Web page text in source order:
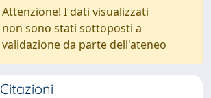
Attenzione! I dati visualizzati
non sono stati sottoposti a
validazione da parte dell'ateneo
Citazioni